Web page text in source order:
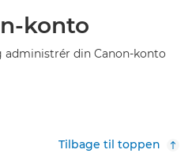
konto
din Canon-konto
Tilbage til toppen